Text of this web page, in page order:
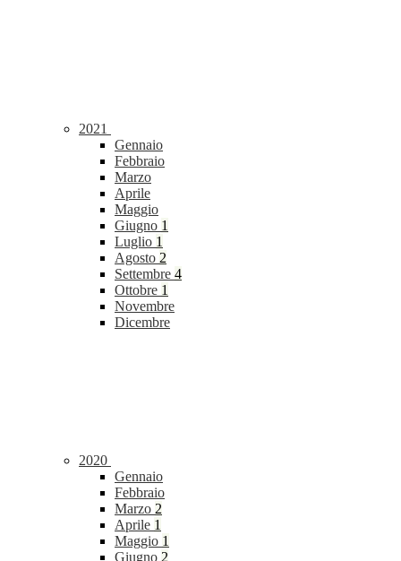
2021
Gennaio
Febbraio
Marzo
Aprile
Maggio
Giugno 1
Luglio 1
Agosto 2
Settembre 4
Ottobre 1
Novembre
Dicembre
2020
Gennaio
Febbraio
Marzo 2
Aprile 1
Maggio 1
Giugno 2